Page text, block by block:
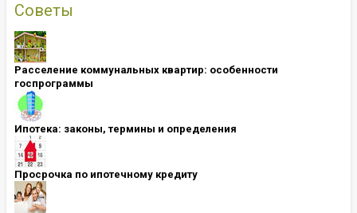
Советы
Расселение коммунальных квартир: особенности
госпрограммы
Ипотека: ​​​​​​​законы, термины и определения
Просрочка по ипотечному кредиту